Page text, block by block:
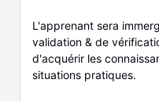
L'apprenant sera
validation & de
d'acquérir les
situations pratiques.